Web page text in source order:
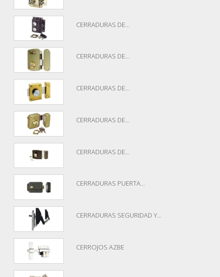
CERRADURAS DE...
CERRADURAS DE...
CERRADURAS DE...
CERRADURAS DE...
CERRADURAS DE...
CERRADURAS PUERTA...
CERRADURAS SEGURIDAD Y...
CERROJOS AZBE